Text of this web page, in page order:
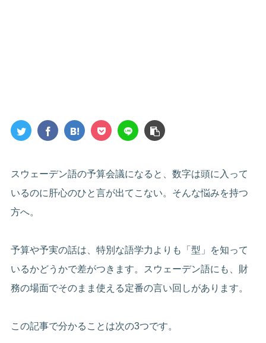
スウェーデン語の予算会議になると、数字は頭に入って
いるのに肝心のひと言が出てこない。そんな悩みを持つ
方へ。
予算や予実の話は、特別な語学力よりも「型」を知って
いるかどうかで差がつきます。スウェーデン語にも、財
務の場面でそのまま使える定番の言い回しがあります。
この記事で分かることは次の3つです。